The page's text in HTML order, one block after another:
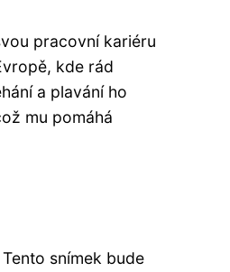
pracovní kariéru
kde rád
a plavání ho
mu pomáhá
snímek bude